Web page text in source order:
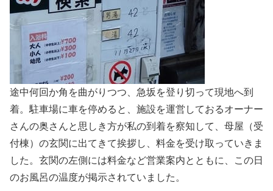
途中何回か角を曲がりつつ、急坂を登り切って現地へ到
着。駐車場に車を停めると、施設を運営しておるオーナー
さんの奥さんと思しき方が私の到着を察知して、母屋（受
付棟）の玄関に出てきて挨拶し、料金を受け取っていきま
した。玄関の左側には料金など営業案内とともに、この日
のお風呂の温度が掲示されていました。